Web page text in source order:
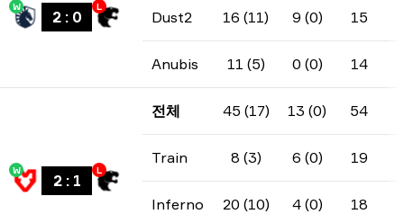
W
2: 0
L
Dust2 16 (11) 9 (0) 15
Anubis 11 (5) 0 (0) 14
W
2: 1
L
전체 45 (17) 13 (0) 54
Train 8 (3) 6 (0) 19
Inferno 20 (10) 4 (0) 18